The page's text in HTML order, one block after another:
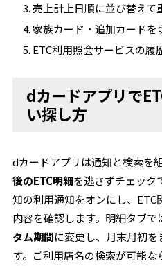
売上計上日順に並び替えて
家族カード・追加カードを
ETC利用照会サービスの履
dカードアプリで
い探し方
dカードアプリは通知と検索を
後のETC明細を逃さずチェック
知の利用通知をオンにし、
内容を確認します。明細タブで
タム期間に変更し、月末月初
す。ご利用店名の検索が可能な